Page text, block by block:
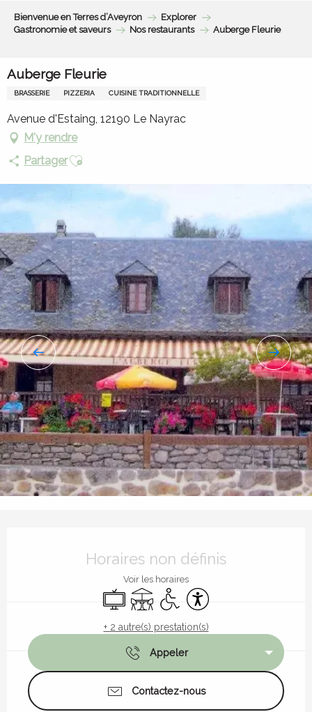
Bienvenue en Terres d’Aveyron
Explorer
Gastronomie et saveurs
Nos restaurants Auberge Fleurie
Auberge Fleurie
BRASSERIE PIZZERIA CUISINE TRADITIONNELLE
Avenue d'Estaing, 12190 Le Nayrac
M'y rendre
PartagerAjouter aux favoris
Horaires non définis
Voir les horaires
TélévisionTerrasseAccès handicapés
Accessibilité
+ 2 autre(s) prestation(s)
Appeler
Contactez-nous